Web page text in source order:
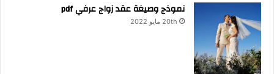
نموذج وصيغة عقد زواج عرفي pdf
20th مايو 2022